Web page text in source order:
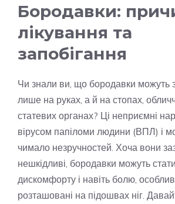
Бородавки:
лікування та
запобігання
Чи знали ви, що бородавки можуть
лише на руках, а й на стопах,
статевих органах? Ці неприємні
вірусом папіломи людини (ВПЛ) і
чимало незручностей. Хоча вони
нешкідливі, бородавки можуть
дискомфорту і навіть болю,
розташовані на підошвах ніг.